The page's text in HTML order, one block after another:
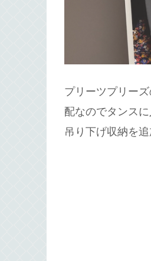
プリーツプリー
配なのでタンス
吊り下げ収納を追